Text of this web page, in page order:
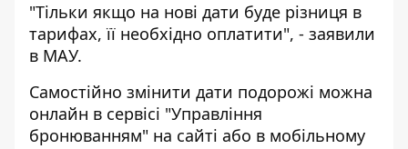
"Тільки якщо на нові дати буде різниця в
тарифах, її необхідно оплатити", - заявили
в МАУ.
Самостійно змінити дати подорожі можна
онлайн в сервісі "Управління
бронюванням" на сайті або в мобільному